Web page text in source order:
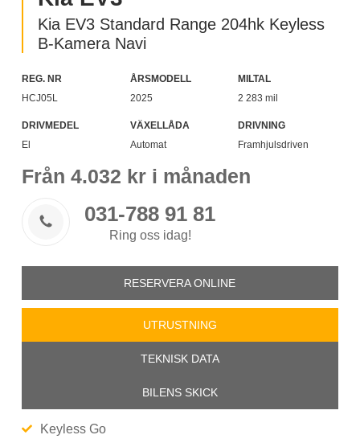
Kia EV3 Standard Range 204hk Keyless
B-Kamera Navi
REG. NR
HCJ05L
ÅRSMODELL
2025
MILTAL
2 283 mil
DRIVMEDEL
El
VÄXELLÅDA
Automat
DRIVNING
Framhjulsdriven
Från 4.032 kr i månaden
 031-788 91 81
Ring oss idag!
RESERVERA ONLINE
UTRUSTNING
TEKNISK DATA
BILENS SKICK
Keyless Go